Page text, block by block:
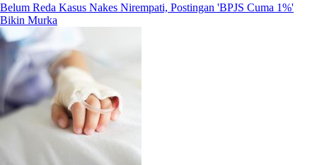
Belum Reda Kasus Nakes Nirempati, Postingan 'BPJS Cuma 1%'
Bikin Murka